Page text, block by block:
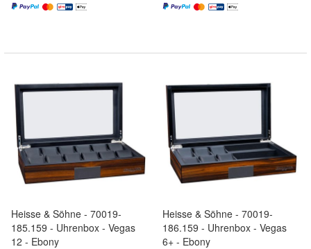
Heisse & Söhne - 70019-
185.159 - Uhrenbox - Vegas
12 - Ebony
Heisse & Söhne - 70019-
186.159 - Uhrenbox - Vegas
6+ - Ebony